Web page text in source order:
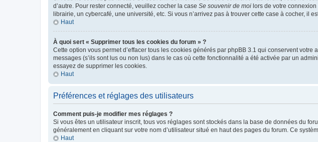
d’autre. Pour rester connecté, veuillez cocher la case Se souvenir de moi lors de votre
librairie, un cybercafé, une université, etc. Si vous n’arrivez pas à trouver cette case à cocher, il
Haut
À quoi sert « Supprimer tous les cookies du forum » ?
Cette option vous permet d’effacer tous les cookies générés par phpBB 3.1 qui conservent
messages (s’ils sont lus ou non lus) dans le cas où cette fonctionnalité a été activée par un
essayez de supprimer les cookies.
Haut
Préférences et réglages des utilisateurs
Comment puis-je modifier mes réglages ?
Si vous êtes un utilisateur inscrit, tous vos réglages sont stockés dans la base de données du
généralement en cliquant sur votre nom d’utilisateur situé en haut des pages du forum. Ce
Haut